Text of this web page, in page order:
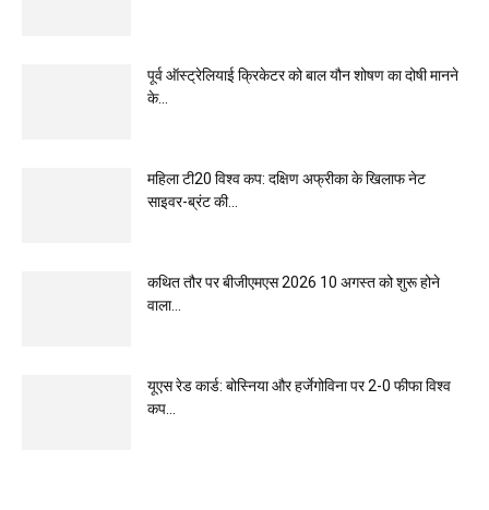
पूर्व ऑस्ट्रेलियाई क्रिकेटर को बाल यौन शोषण का दोषी मानने
के...
महिला टी20 विश्व कप: दक्षिण अफ्रीका के खिलाफ नेट
साइवर-ब्रंट की...
कथित तौर पर बीजीएमएस 2026 10 अगस्त को शुरू होने
वाला...
यूएस रेड कार्ड: बोस्निया और हर्जेगोविना पर 2-0 फीफा विश्व
कप...